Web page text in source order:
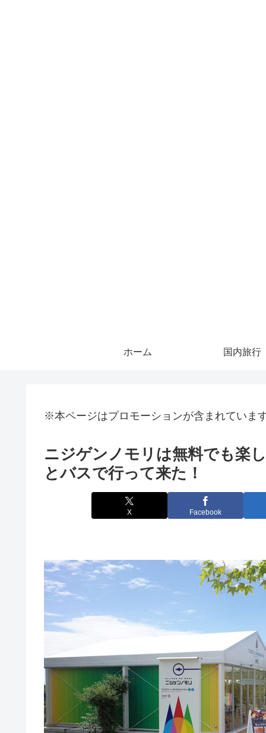
ホーム 国内旅行
※本ページはプロモーションが含まれていま
ニジゲンノモリは無料でも楽
とバスで行って来た！
X Facebook